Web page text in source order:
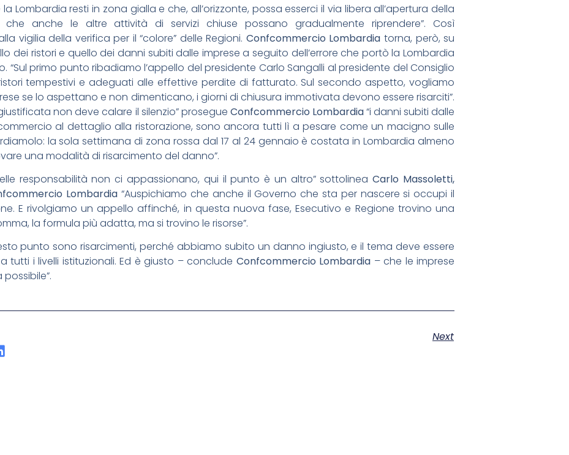
Lombardia resti in zona gialla e che, all’orizzonte, possa esserci il via libera all’apertura della
anche le altre attività di servizi chiuse possano gradualmente riprendere”. Così
vigilia della verifica per il “colore” delle Regioni. Confcommercio Lombardia torna, però, su
dei ristori e quello dei danni subiti dalle imprese a seguito dell’errore che portò la Lombardia
“Sul primo punto ribadiamo l’appello del presidente Carlo Sangalli al presidente del Consiglio
tempestivi e adeguati alle effettive perdite di fatturato. Sul secondo aspetto, vogliamo
se lo aspettano e non dimenticano, i giorni di chiusura immotivata devono essere risarciti”.
non deve calare il silenzio” prosegue Confcommercio Lombardia“i danni subiti dalle
al dettaglio alla ristorazione, sono ancora tutti lì a pesare come un macigno sulle
la sola settimana di zona rossa dal 17 al 24 gennaio è costata in Lombardia almeno
una modalità di risarcimento del danno”.
responsabilità non ci appassionano, qui il punto è un altro” sottolineaCarlo Massoletti,
Lombardia “Auspichiamo che anche il Governo che sta per nascere si occupi il
E rivolgiamo un appello affinché, in questa nuova fase, Esecutivo e Regione trovino una
la formula più adatta, ma si trovino le risorse”.
punto sono risarcimenti, perché abbiamo subito un danno ingiusto, e il tema deve essere
tutti i livelli istituzionali. Ed è giusto – conclude Confcommercio Lombardia – che le imprese
Next